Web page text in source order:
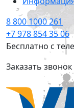
8 800 1000 261
+7 978 854 35 06
Бесплатно с
Заказать звонок